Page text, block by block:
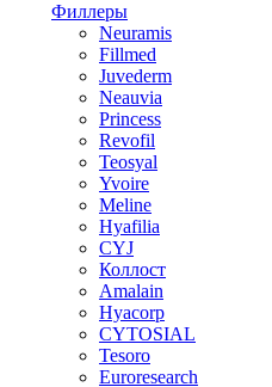
Филлеры
Neuramis
Fillmed
Juvederm
Neauvia
Princess
Revofil
Teosyal
Yvoire
Meline
Hyafilia
CYJ
Коллост
Amalain
Hyacorp
CYTOSIAL
Tesoro
Euroresearch